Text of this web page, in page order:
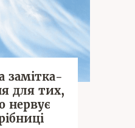
замітка-
для тих,
нервує